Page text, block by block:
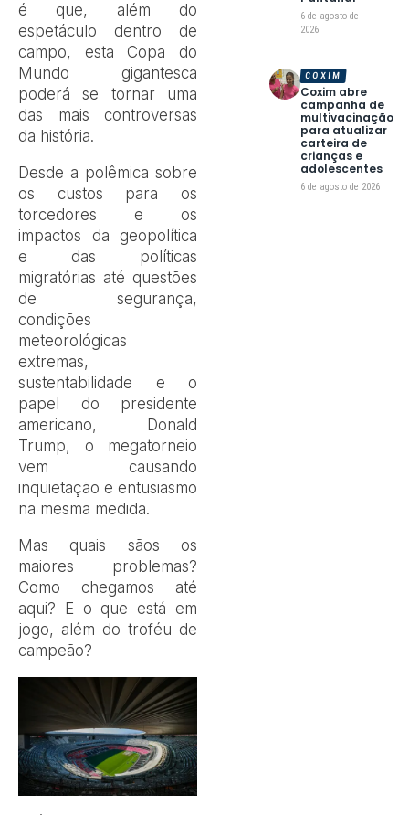
é que, além do
espetáculo dentro de
campo, esta Copa do
Mundo gigantesca
poderá se tornar uma
das mais controversas
da história.
Desde a polêmica sobre
os custos para os
torcedores e os
impactos da geopolítica
e das políticas
migratórias até questões
de segurança,
condições
meteorológicas
extremas,
sustentabilidade e o
papel do presidente
americano, Donald
Trump, o megatorneio
vem causando
inquietação e entusiasmo
na mesma medida.
Mas quais sãos os
maiores problemas?
Como chegamos até
aqui? E o que está em
jogo, além do troféu de
campeão?
6 de agosto de
2026
Coxim abre
campanha de
multivacinação
para atualizar
carteira de
crianças e
adolescentes
6 de agosto de 2026
COXIM